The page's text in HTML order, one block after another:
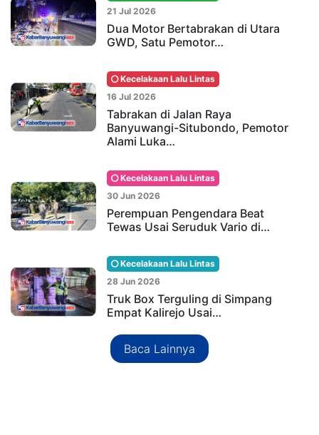
21 Jul 2026
Dua Motor Bertabrakan di Utara
GWD, Satu Pemotor…
Kecelakaan Lalu Lintas
16 Jul 2026
Tabrakan di Jalan Raya
Banyuwangi-Situbondo, Pemotor
Alami Luka…
Kecelakaan Lalu Lintas
30 Jun 2026
Perempuan Pengendara Beat
Tewas Usai Seruduk Vario di…
Kecelakaan Lalu Lintas
28 Jun 2026
Truk Box Terguling di Simpang
Empat Kalirejo Usai…
Baca Lainnya